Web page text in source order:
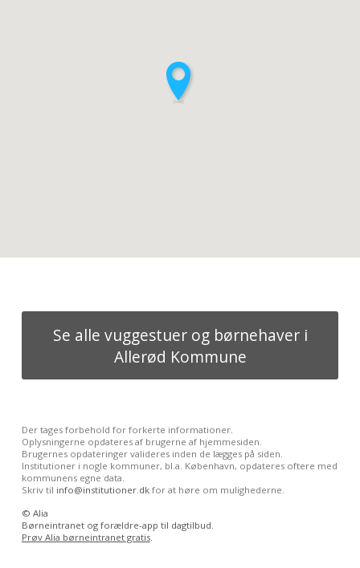
Se alle vuggestuer og børnehaver i
Allerød Kommune
Der tages forbehold for forkerte informationer.
Oplysningerne opdateres af brugerne af hjemmesiden.
Brugernes opdateringer valideres inden de lægges på siden.
Institutioner i nogle kommuner, bl.a. København, opdateres oftere med
kommunens egne data.
Skriv til info@institutioner.dkfor at høre om mulighederne.
© Alia
Børneintranet og forældre-app til dagtilbud.
Prøv Alia børneintranet gratis.